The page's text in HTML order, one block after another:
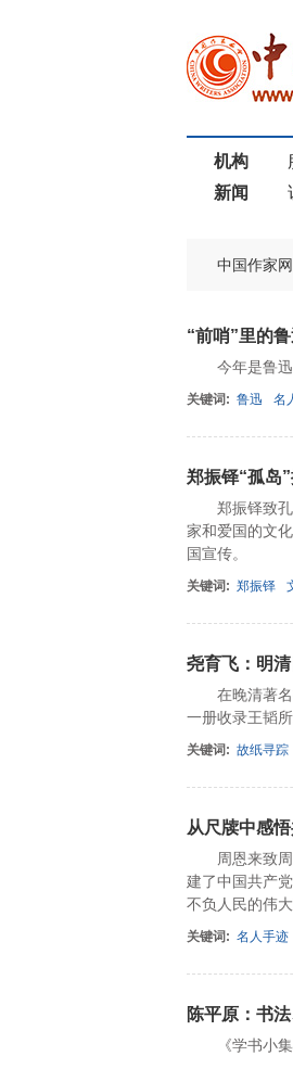
机构
新闻
中国作家网
“前哨”里的
今年是鲁迅
关键词: 鲁迅 名
郑振铎“孤岛
郑振铎致孔
家和爱国的文
国宣传。
关键词: 郑振铎
尧育飞：明
在晚清著名
一册收录王韬
关键词: 故纸寻踪
从尺牍中感
周恩来致周希
建了中国共产
不负人民的伟
关键词: 名人手迹
陈平原：书
《学书小集